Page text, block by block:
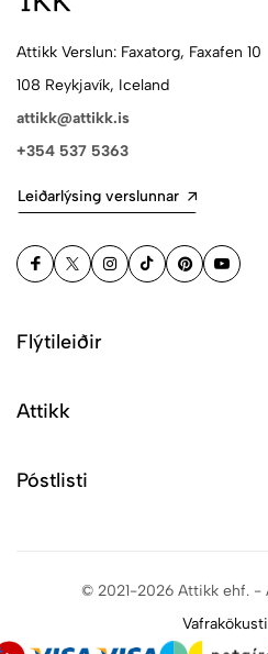
Attikk Verslun: Faxatorg, Faxafen 10
108 Reykjavík, Iceland
attikk@attikk.is
+354 537 5363
Leiðarlýsing verslunnar
Flýtileiðir
Attikk
Póstlisti
© 2021-2026 Attikk ehf. -